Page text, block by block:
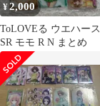
¥2,000
ToLOVEる ウエハース
SR モモ R N まとめ